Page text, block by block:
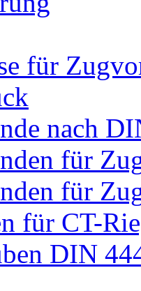
für
nach
für
für
für CT-
DIN